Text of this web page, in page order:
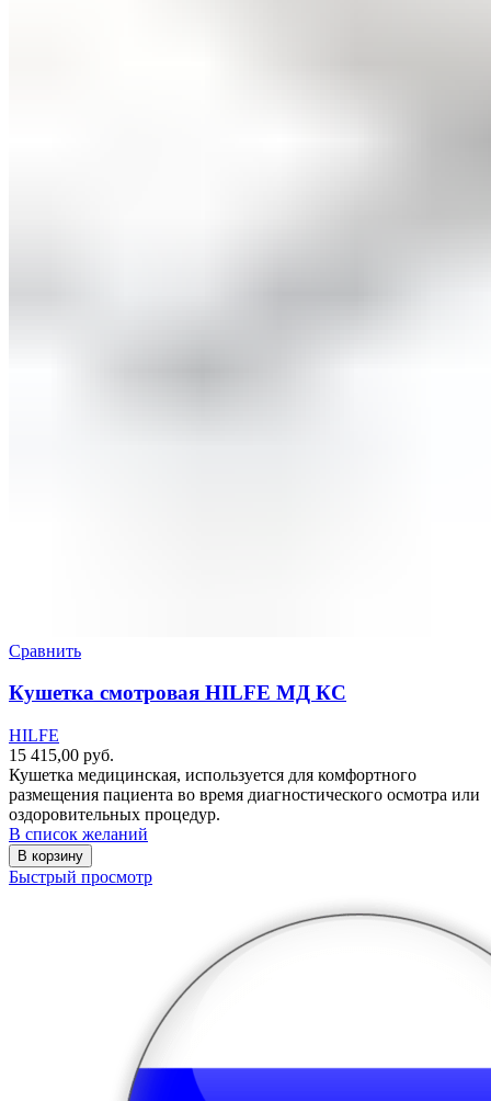
Сравнить
Кушетка смотровая HILFE МД КС
HILFE
15 415,00 руб.
Кушетка медицинская, используется для комфортного
размещения пациента во время диагностического осмотра или
оздоровительных процедур.
В список желаний
В корзину
Быстрый просмотр